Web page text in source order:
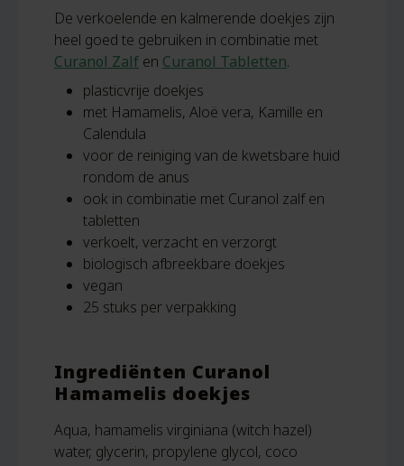
De verkoelende en kalmerende doekjes zijn
heel goed te gebruiken in combinatie met
Curanol Zalf en Curanol Tabletten.
plasticvrije doekjes
met Hamamelis, Aloë vera, Kamille en
Calendula
voor de reiniging van de kwetsbare huid
rondom de anus
ook in combinatie met Curanol zalf en
tabletten
verkoelt, verzacht en verzorgt
biologisch afbreekbare doekjes
vegan
25 stuks per verpakking
Ingrediënten Curanol
Hamamelis doekjes
Aqua, hamamelis virginiana (witch hazel)
water, glycerin, propylene glycol, coco